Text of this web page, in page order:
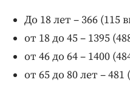
До 18 лет – 366 (115
от 18 до 45 – 1395
от 46 до 64 – 1400
от 65 до 80 лет – 481